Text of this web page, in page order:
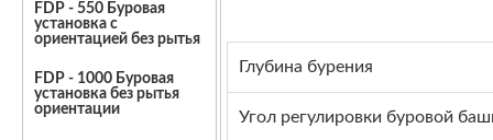
FDP - 550 Буровая
установка с
ориентацией без рытья
FDP - 1000 Буровая
установка без рытья
ориентации
Глубина бурения
Угол регулировки буровой